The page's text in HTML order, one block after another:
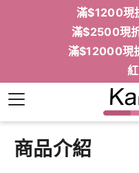
滿$1200現
滿$2500現
滿$12000現
商品介紹